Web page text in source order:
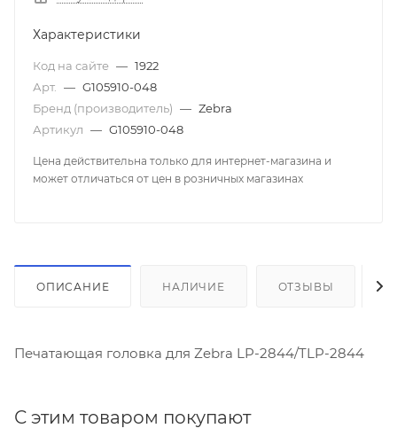
Характеристики
Код на сайте — 1922
Арт. — G105910-048
Бренд (производитель) — Zebra
Артикул — G105910-048
Цена действительна только для интернет-магазина и
может отличаться от цен в розничных магазинах
ОПИСАНИЕ НАЛИЧИЕ ОТЗЫВЫ
Печатающая головка для Zebra LP-2844/TLP-2844
С этим товаром покупают